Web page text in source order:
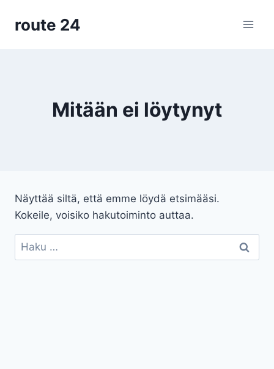
sisältöön
route 24
Mitään ei löytynyt
Näyttää siltä, että emme löydä etsimääsi.
Kokeile, voisiko hakutoiminto auttaa.
Haku: